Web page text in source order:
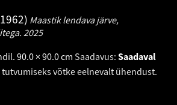
1962 Maastik lendava järve,
2025
. 90.0 × 90.0 cm Saadavus: Saadaval
tutvumiseks võtke eelnevalt ühendust.